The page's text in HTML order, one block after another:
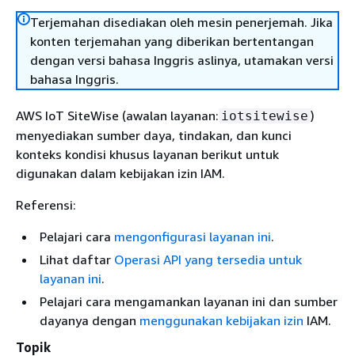
Terjemahan disediakan oleh mesin penerjemah. Jika
konten terjemahan yang diberikan bertentangan
dengan versi bahasa Inggris aslinya, utamakan versi
bahasa Inggris.
AWS IoT SiteWise (awalan layanan: iotsitewise )
menyediakan sumber daya, tindakan, dan kunci
konteks kondisi khusus layanan berikut untuk
digunakan dalam kebijakan izin IAM.
Referensi:
Pelajari cara mengonfigurasi layanan ini.
Lihat daftar Operasi API yang tersedia untuk
layanan ini.
Pelajari cara mengamankan layanan ini dan sumber
dayanya dengan menggunakan kebijakan izin IAM.
Topik